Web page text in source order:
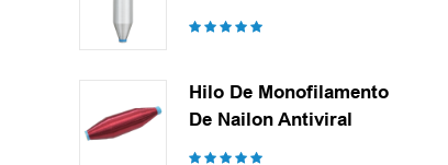
Hilo De Monofilamento
De Nailon Antiviral